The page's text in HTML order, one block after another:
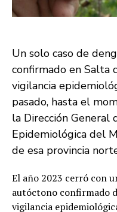
Un solo caso de
confirmado en Salta
vigilancia
pasado, hasta el
la Dirección General
Epidemiológica del
de esa provincia
El año 2023 cerró con
autóctono confirmado
vigilancia